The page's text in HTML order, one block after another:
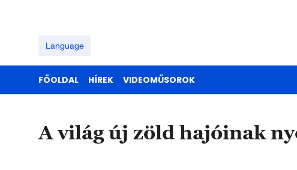
Language
FŐOLDAL HÍREK VIDEOMŰSOROK
A világ új zöld hajóinak